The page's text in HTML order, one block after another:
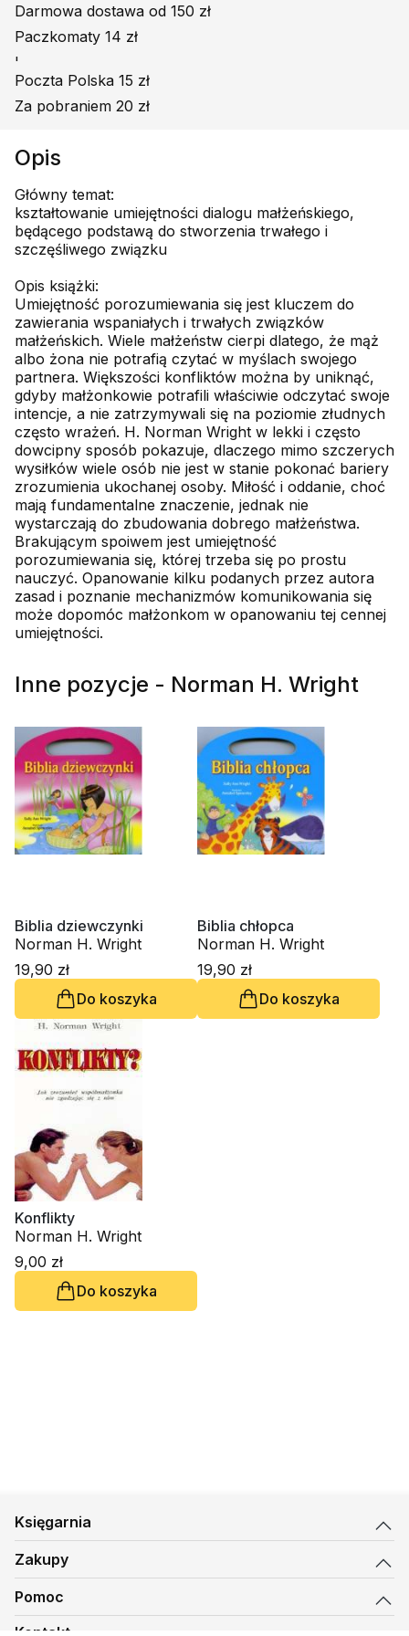
Darmowa dostawa od 150 zł
Paczkomaty 14 zł
'
Poczta Polska 15 zł
Za pobraniem 20 zł
Opis
Główny temat:
kształtowanie umiejętności dialogu małżeńskiego,
będącego podstawą do stworzenia trwałego i
szczęśliwego związku
Opis książki:
Umiejętność porozumiewania się jest kluczem do
zawierania wspaniałych i trwałych związków
małżeńskich. Wiele małżeństw cierpi dlatego, że mąż
albo żona nie potrafią czytać w myślach swojego
partnera. Większości konfliktów można by uniknąć,
gdyby małżonkowie potrafili właściwie odczytać swoje
intencje, a nie zatrzymywali się na poziomie złudnych
często wrażeń. H. Norman Wright w lekki i często
dowcipny sposób pokazuje, dlaczego mimo szczerych
wysiłków wiele osób nie jest w stanie pokonać bariery
zrozumienia ukochanej osoby. Miłość i oddanie, choć
mają fundamentalne znaczenie, jednak nie
wystarczają do zbudowania dobrego małżeństwa.
Brakującym spoiwem jest umiejętność
porozumiewania się, której trzeba się po prostu
nauczyć. Opanowanie kilku podanych przez autora
zasad i poznanie mechanizmów komunikowania się
może dopomóc małżonkom w opanowaniu tej cennej
umiejętności.
Inne pozycje - Norman H. Wright
Biblia dziewczynki
Norman H. Wright
19,90 zł
Do koszyka
Biblia chłopca
Norman H. Wright
19,90 zł
Do koszyka
Konflikty
Norman H. Wright
9,00 zł
Do koszyka
Księgarnia
Zakupy
Pomoc
Kontakt